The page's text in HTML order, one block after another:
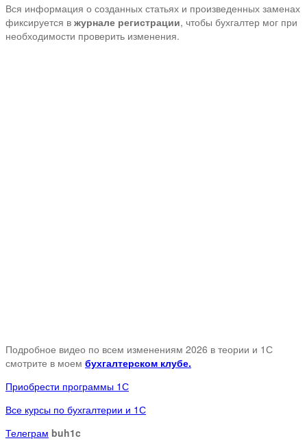
Вся информация о созданных статьях и произведенных заменах
фиксируется в журнале регистрации, чтобы бухгалтер мог при
необходимости проверить изменения.
Подробное видео по всем изменениям 2026 в теории и 1С
смотрите в моем бухгалтерском клубе.
Приобрести программы 1С
Все курсы по бухгалтерии и 1С
Телеграм buh1c